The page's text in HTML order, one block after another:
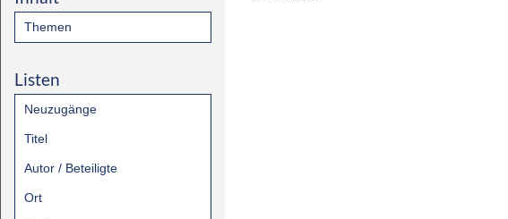
Themen
Listen
Neuzugänge
Titel
Autor / Beteiligte
Ort